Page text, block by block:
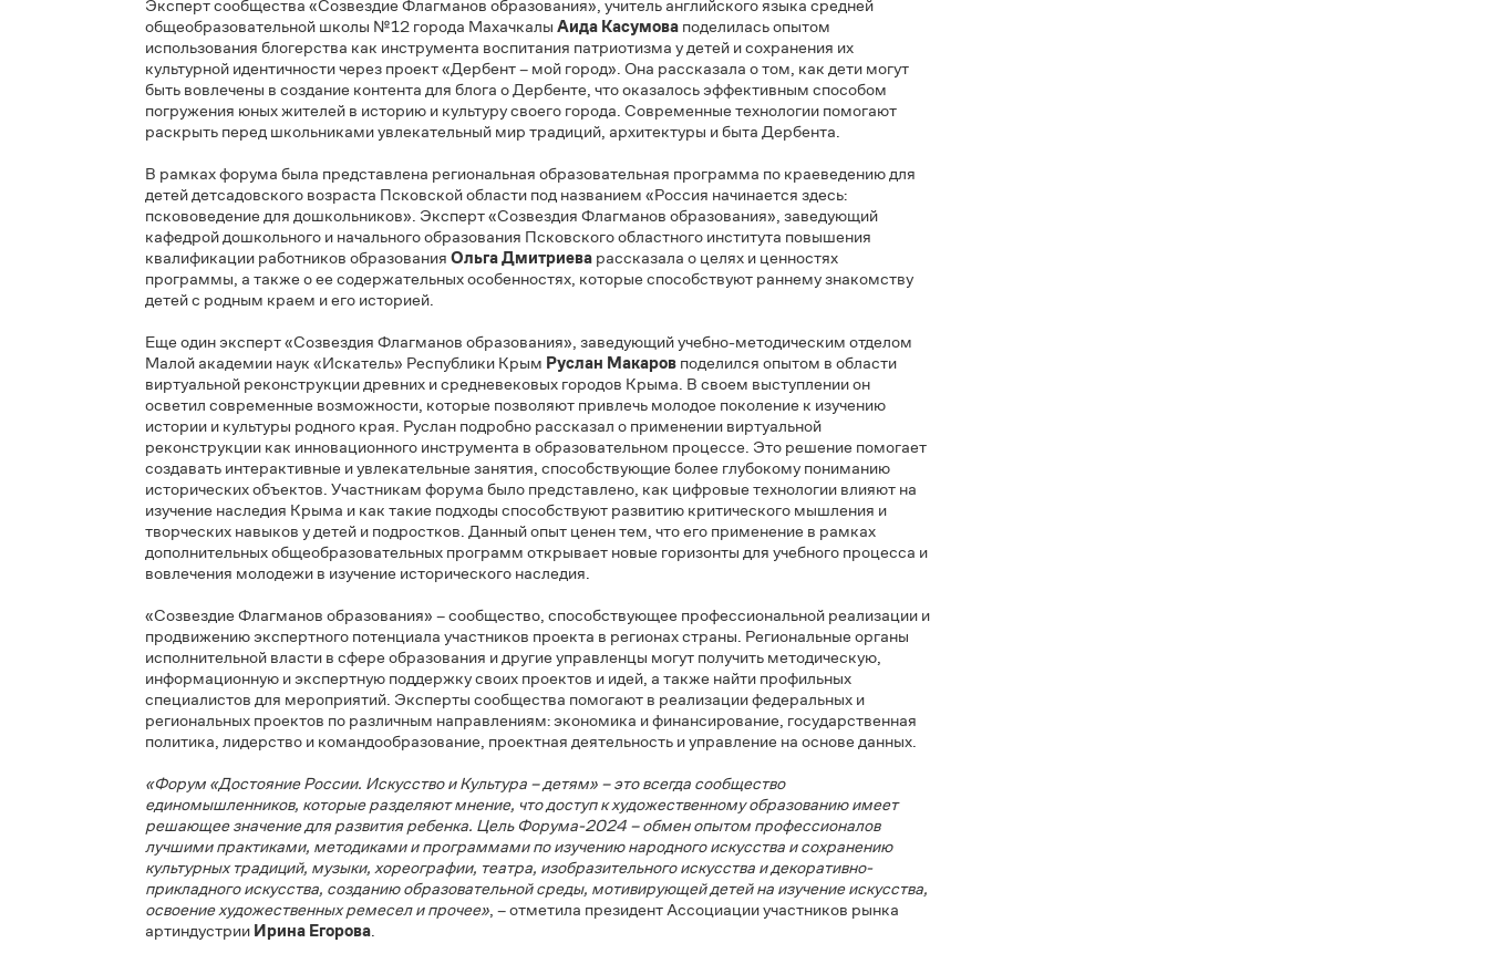
Елена Булычева. Она рассказала о важности вовлечения школьников в создание краеведческого
контента, который включает в себя видеоролики, инфографики, настольные игры, квесты и викторины.
Эти форматы работы помогают детям исследовать историю своих улиц, домов и культурного
пространства города. Также обсуждалась организация краеведческой работы с детьми-мигрантами,
что помогает интегрировать их в культурную среду.
общеобразовательной школы №12 города МахачкалыАида Касумоваподелилась опытом
использования блогерства как инструмента воспитания патриотизма у детей и сохранения их
культурной идентичности через проект «Дербент – мой город». Она рассказала о том, как дети могут
быть вовлечены в создание контента для блога о Дербенте, что оказалось эффективным способом
погружения юных жителей в историю и культуру своего города. Современные технологии помогают
раскрыть перед школьниками увлекательный мир традиций, архитектуры и быта Дербента.
детей детсадовского возраста Псковской области под названием «Россия начинается здесь:
пскововедение для дошкольников». Эксперт «Созвездия Флагманов образования», заведующий
кафедрой дошкольного и начального образования Псковского областного института повышения
квалификации работников образованияОльга Дмитриеварассказала о целях и ценностях
программы, а также о ее содержательных особенностях, которые способствуют раннему знакомству
детей с родным краем и его историей.
Еще один эксперт «Созвездия Флагманов образования», заведующий учебно-методическим отделом
Малой академии наук «Искатель» Республики КрымРуслан Макаровподелился опытом в области
виртуальной реконструкции древних и средневековых городов Крыма. В своем выступлении он
осветил современные возможности, которые позволяют привлечь молодое поколение к изучению
реконструкции как инновационного инструмента в образовательном процессе. Это решение помогает
создавать интерактивные и увлекательные занятия, способствующие более глубокому пониманию
исторических объектов. Участникам форума было представлено, как цифровые технологии влияют на
изучение наследия Крыма и как такие подходы способствуют развитию критического мышления и
творческих навыков у детей и подростков. Данный опыт ценен тем, что его применение в рамках
дополнительных общеобразовательных программ открывает новые горизонты для учебного процесса и
вовлечения молодежи в изучение исторического наследия.
«Созвездие Флагманов образования» – сообщество, способствующее профессиональной реализации и
продвижению экспертного потенциала участников проекта в регионах страны. Региональные органы
исполнительной власти в сфере образования и другие управленцы могут получить методическую,
информационную и экспертную поддержку своих проектов и идей, а также найти профильных
специалистов для мероприятий. Эксперты сообщества помогают в реализации федеральных и
региональных проектов по различным направлениям: экономика и финансирование, государственная
политика, лидерство и командообразование, проектная деятельность и управление на основе данных.